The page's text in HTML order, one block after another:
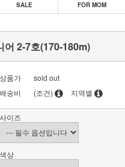
SALE FOR MOM
어 2-7호(170-180m)
상품가
sold out
배송비
(조건) 지역별
사이즈
색상